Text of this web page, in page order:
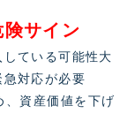
険サイン
している可能性大
急対応が必要
、資産価値を下げ